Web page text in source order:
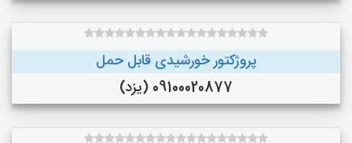
پروژکتور خورشیدی قابل حمل
09100020877 (یزد)